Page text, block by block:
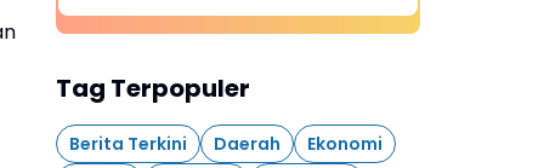
Tag Terpopuler
Berita Terkini Daerah
Ekonomi